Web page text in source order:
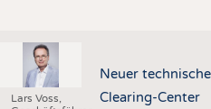
Lars Voss,
Neuer
Clearing-Center